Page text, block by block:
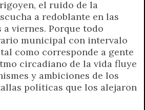
el ruido de la
a redoblante en las
a viernes. Porque todo
municipal con intervalo
como corresponde a gente
circadiano de la vida fluye
y ambiciones de los
políticas que los alejaron